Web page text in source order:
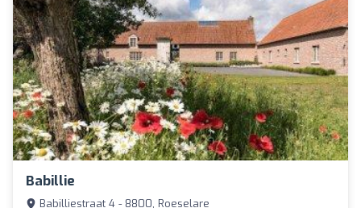
Babillie
Babilliestraat 4 - 8800, Roeselare